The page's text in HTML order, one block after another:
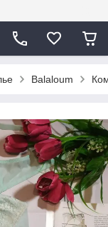
Balaloum